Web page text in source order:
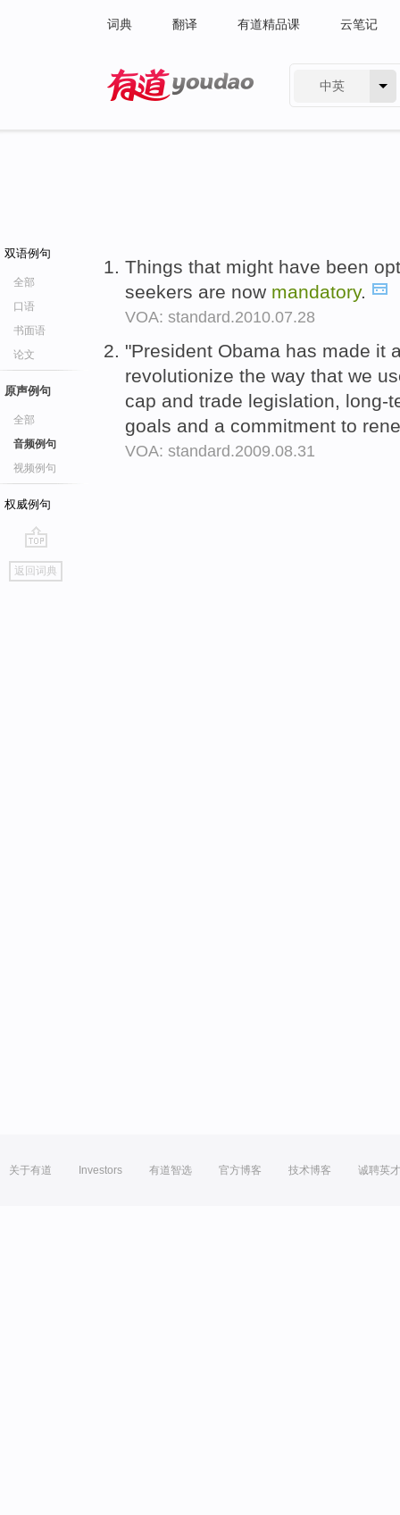
词典 翻译 有道精品课 云笔记
中英
双语例句
全部
口语
书面语
论文
原声例句
全部
音频例句
视频例句
权威例句
go
top
返回词典
Things that might have been
seekers are now mandatory.
VOA: standard.2010.07.28
"President Obama has made it
revolutionize the way that we
cap and trade legislation, long-
goals and a commitment to
VOA: standard.2009.08.31
关于有道 Investors 有道智选 官方博客 技术博客 诚聘英才